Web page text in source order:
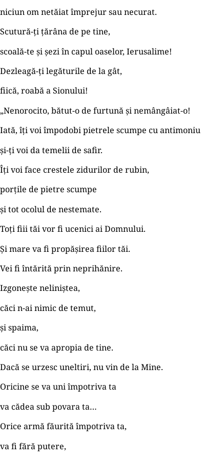
niciun om netăiat împrejur sau necurat.
Scutură-ţi ţărâna de pe tine,
scoală-te și șezi în capul oaselor, Ierusalime!
Dezleagă-ţi legăturile de la gât,
fiică, roabă a Sionului!
„Nenorocito, bătut-o de furtună și nemângâiat-o!
Iată, îţi voi împodobi pietrele scumpe cu antimoniu
și-ţi voi da temelii de safir.
Îţi voi face crestele zidurilor de rubin,
porţile de pietre scumpe
și tot ocolul de nestemate.
Toţi fiii tăi vor fi ucenici ai Domnului.
Şi mare va fi propășirea fiilor tăi.
Vei fi întărită prin neprihănire.
Izgonește neliniștea,
căci n-ai nimic de temut,
și spaima,
căci nu se va apropia de tine.
Dacă se urzesc uneltiri, nu vin de la Mine.
Oricine se va uni împotriva ta
va cădea sub povara ta…
Orice armă făurită împotriva ta,
va fi fără putere,